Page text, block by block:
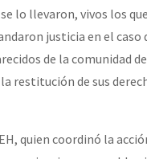
lo llevaron, vivos los
justicia en el caso
de la comunidad
restitución de sus
quien coordinó la